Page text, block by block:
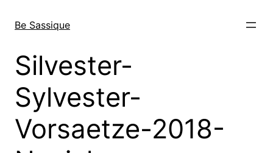
zum
wechseln
Be Sassique
Silvester-
Sylvester-
Vorsaetze-2018-